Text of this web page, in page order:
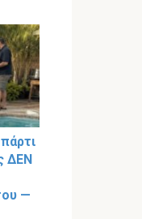
ΔΕΝ
—